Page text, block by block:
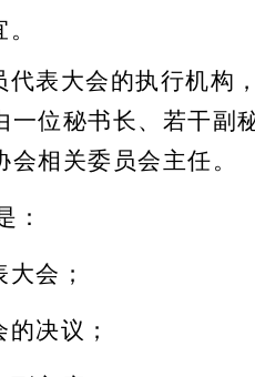
代表大会的执行机构
位秘书长、若干副
会相关委员会主任。
：
会；
决议；